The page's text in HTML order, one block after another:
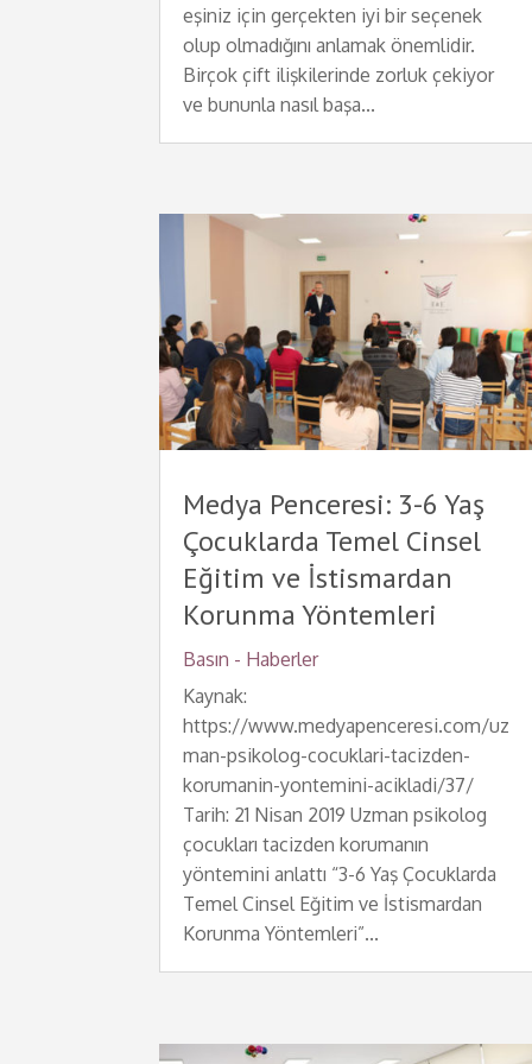
eşiniz için gerçekten iyi bir seçenek
olup olmadığını anlamak önemlidir.
Birçok çift ilişkilerinde zorluk çekiyor
ve bununla nasıl başa...
Medya Penceresi: 3-6 Yaş
Çocuklarda Temel Cinsel
Eğitim ve İstismardan
Korunma Yöntemleri
Basın - Haberler
Kaynak:
https://www.medyapenceresi.com/uz
man-psikolog-cocuklari-tacizden-
korumanin-yontemini-acikladi/37/
Tarih: 21 Nisan 2019 Uzman psikolog
çocukları tacizden korumanın
yöntemini anlattı “3-6 Yaş Çocuklarda
Temel Cinsel Eğitim ve İstismardan
Korunma Yöntemleri”...